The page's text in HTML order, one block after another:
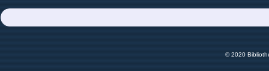
© 2020